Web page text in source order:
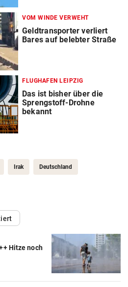
VOM WINDE VERWEHT
Geldtransporter verliert
Bares auf belebter Straße
FLUGHAFEN LEIPZIG
Das ist bisher über die
Sprengstoff-Drohne
bekannt
Irak Deutschland
Hitze noch